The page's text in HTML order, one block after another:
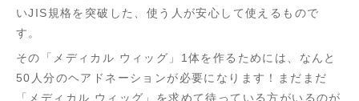
いJIS規格を突破した、使う人が安心して使えるもので
す。
その「メディカル ウィッグ」1体を作るためには、なんと
50人分のヘアドネーションが必要になります！まだまだ
「メディカル ウィッグ」を求めて待っている方がいるのが